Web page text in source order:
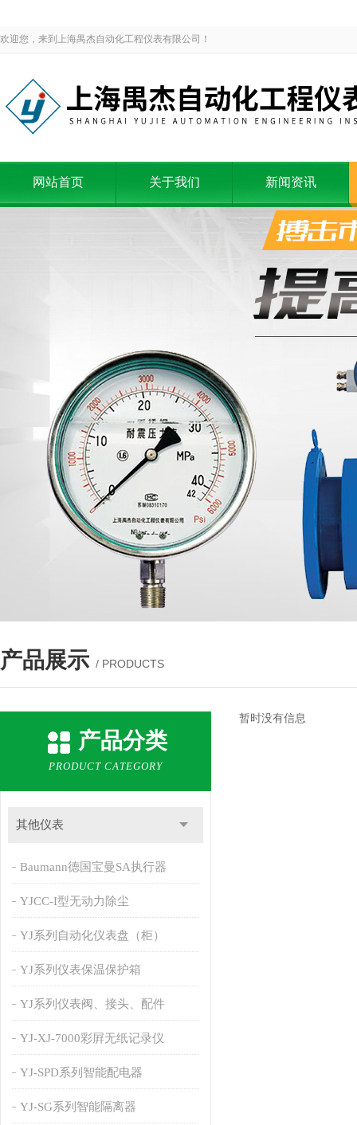
欢迎您，来到上海禺杰自动化工程仪表有限公司！
网站首页 关于我们 新闻资讯
产品展示 / PRODUCTS
产品分类
PRODUCT CATEGORY
其他仪表
Baumann德国宝曼SA执行器
YJCC-I型无动力除尘
YJ系列自动化仪表盘（柜）
YJ系列仪表保温保护箱
YJ系列仪表阀、接头、配件
YJ-XJ-7000彩屛无纸记录仪
YJ-SPD系列智能配电器
YJ-SG系列智能隔离器
暂时没有信息